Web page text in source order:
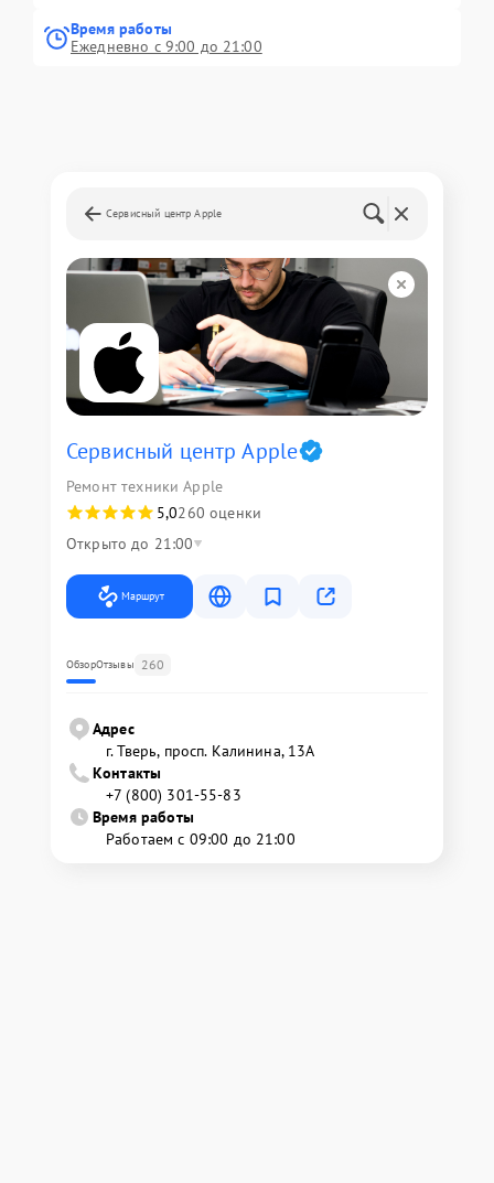
Время работы
Ежедневно с 9:00 до 21:00
Сервисный центр Apple
Сервисный центр Apple
Ремонт техники Apple
5,0260 оценки
Открыто до 21:00
Маршрут
ОбзорОтзывы 260
Адрес
г. Тверь, просп. Калинина, 13А
Контакты
+7 (800) 301-55-83
Время работы
Работаем с 09:00 до 21:00